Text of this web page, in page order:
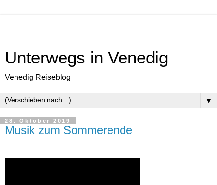
Unterwegs in Venedig
Venedig Reiseblog
▼
28. Oktober 2019
Musik zum Sommerende